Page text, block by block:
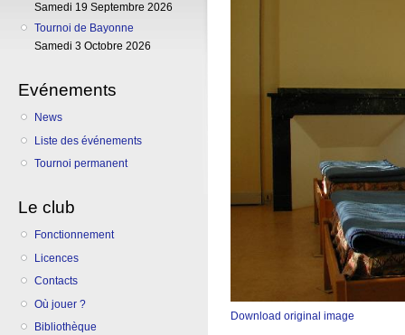
Samedi 19 Septembre 2026
Tournoi de Bayonne
Samedi 3 Octobre 2026
Evénements
News
Liste des événements
Tournoi permanent
Le club
Fonctionnement
Licences
Contacts
Où jouer ?
Bibliothèque
Download original image